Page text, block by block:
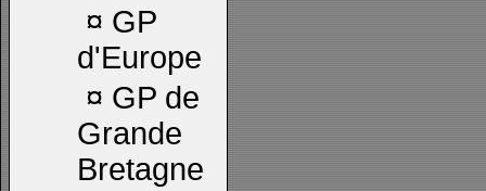
¤ GP
d'Europe
¤ GP de
Grande
Bretagne